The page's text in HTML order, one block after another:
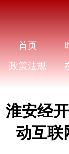
首页
政策法规
淮安经
动互联